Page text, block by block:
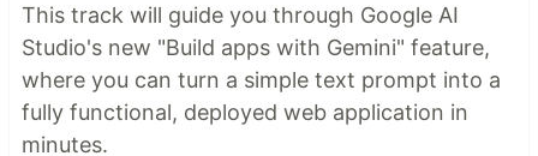
This track will guide you through Google AI
Studio's new "Build apps with Gemini" feature,
where you can turn a simple text prompt into a
fully functional, deployed web application in
minutes.